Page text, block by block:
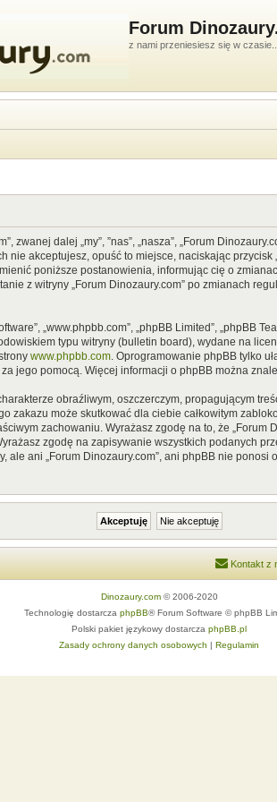
Forum
z nami przeniesiesz się w czasie...
zwanej dalej „my”, ”nas”, „nasza”, „Forum
akceptujesz, opuść to miejsce, naciskając przycisk
poniższe postanowienia, informując cię o
z witryny „Forum Dinozaury.com” po zmianach
„www.phpbb.com”, „phpBB Limited”, „phpBB
typu witryny (bulletin board), wydane na
www.phpbb.com . Oprogramowanie phpBB tylko
jego pomocą. Więcej informacji o phpBB można
obraźliwym, oszczerczym, propagującym
zakazu może skutkować dla ciebie całkowitym
zachowaniu. Wyrażasz zgodę na to, że „Forum
zgodę na zapisywanie wszystkich podanych
ani „Forum Dinozaury.com”, ani phpBB nie ponosi
Kontakt z
Dinozaury.com© 2006-2020
Technologię dostarcza phpBB® Forum Software © phpBB
Polski pakiet językowy dostarcza phpBB.pl
Zasady ochrony danych osobowych | Regulamin